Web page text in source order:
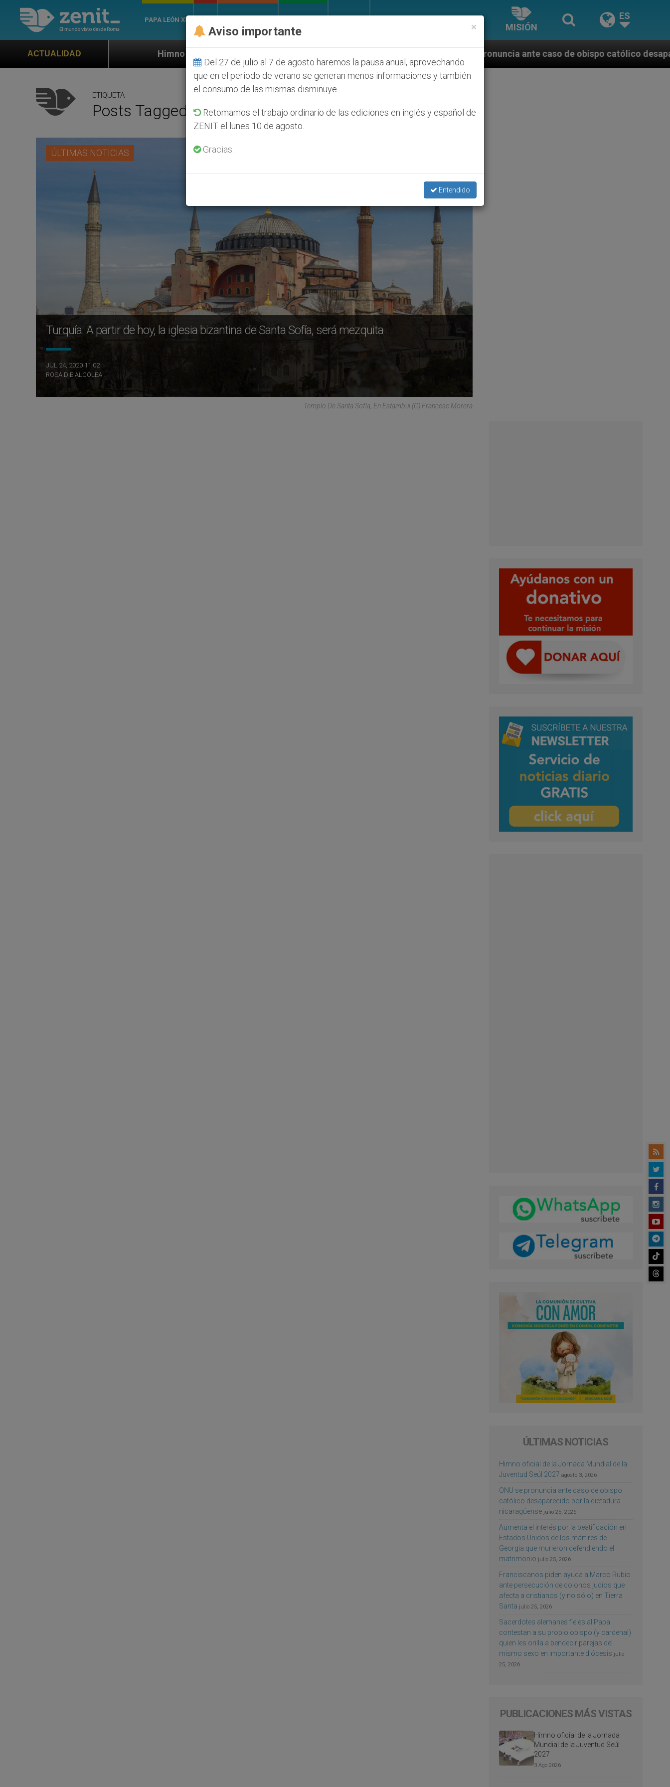
PAPA LEÓN XIV
MISIÓN
ES
ACTUALIDADHimno oficial de la Jornada Mundial de la Juventud Seúl 2027 ONU se pronuncia ante caso de obispo católico desaparecido por la
ETIQUETA
Posts Tagged ‘rezo Musulmán’
ÚLTIMAS NOTICIAS
Turquía: A partir de hoy, la iglesia bizantina de Santa Sofía, será mezquita
JUL 24, 2020 11:02
ROSA DIE ALCOLEA
Templo De Santa Sofía, En Estambul (C) Francesc Morera
ÚLTIMAS NOTICIAS
Himno oficial de la Jornada Mundial de la
Juventud Seúl 2027 agosto 3, 2026
ONU se pronuncia ante caso de obispo
católico desaparecido por la dictadura
nicaragüense julio 25, 2026
Aumenta el interés por la beatificación en
Estados Unidos de los mártires de
Georgia que murieron defendiendo el
matrimonio julio 25, 2026
Franciscanos piden ayuda a Marco Rubio
ante persecución de colonos judíos que
afecta a cristianos (y no sólo) en Tierra
Santa julio 25, 2026
Sacerdotes alemanes fieles al Papa
contestan a su propio obispo (y cardenal)
quien les orilla a bendecir parejas del
mismo sexo en importante diócesis julio
25, 2026
PUBLICACIONES MÁS VISTAS
Himno oficial de la Jornada
Mundial de la Juventud Seúl
2027
3 Ago 2026
×
Aviso importante
Del 27 de julio al 7 de agosto haremos la pausa anual, aprovechando
que en el periodo de verano se generan menos informaciones y también
el consumo de las mismas disminuye.
Retomamos el trabajo ordinario de las ediciones en inglés y español de
ZENIT el lunes 10 de agosto.
Gracias.
Entendido